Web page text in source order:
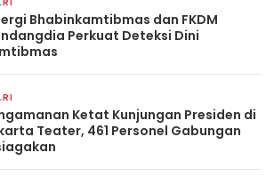
Bhabinkamtibmas dan FKDM
Perkuat Deteksi Dini
Ketat Kunjungan Presiden di
Teater, 461 Personel Gabungan